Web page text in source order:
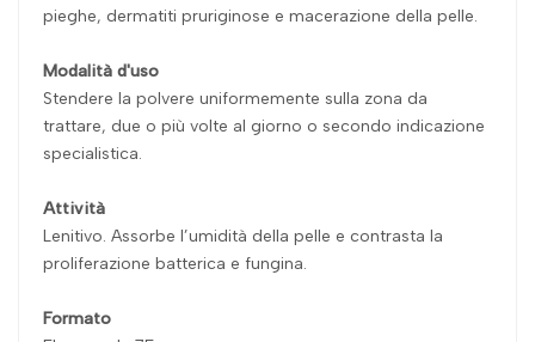
pieghe, dermatiti pruriginose e macerazione della pelle.
Modalità d'uso
Stendere la polvere uniformemente sulla zona da
trattare, due o più volte al giorno o secondo indicazione
specialistica.
Attività
Lenitivo. Assorbe l’umidità della pelle e contrasta la
proliferazione batterica e fungina.
Formato